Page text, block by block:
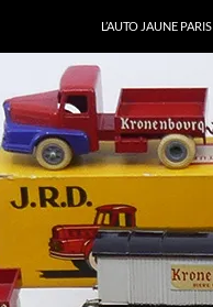
L’AUTO JAUNE PARIS